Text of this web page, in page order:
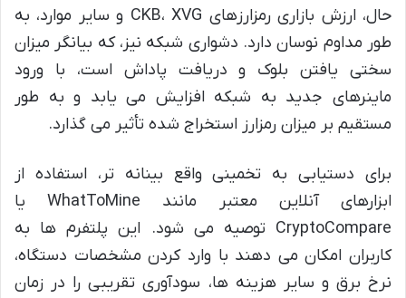
حال، ارزش بازاری رمزارزهای CKB، XVG و سایر موارد، به
طور مداوم نوسان دارد. دشواری شبکه نیز، که بیانگر میزان
سختی یافتن بلوک و دریافت پاداش است، با ورود
ماینرهای جدید به شبکه افزایش می یابد و به طور
مستقیم بر میزان رمزارز استخراج شده تأثیر می گذارد.
برای دستیابی به تخمینی واقع بینانه تر، استفاده از
ابزارهای آنلاین معتبر مانند WhatToMine یا
CryptoCompare توصیه می شود. این پلتفرم ها به
کاربران امکان می دهند با وارد کردن مشخصات دستگاه،
نرخ برق و سایر هزینه ها، سودآوری تقریبی را در زمان